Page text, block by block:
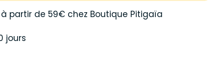
à partir de 59€ chez Boutique Pitigaïa
jours